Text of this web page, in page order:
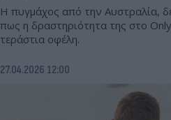
Η πυγμάχος από την Αυστραλία,
πως η δραστηριότητα της στο
τεράστια οφέλη.
27.04.2026 12:00